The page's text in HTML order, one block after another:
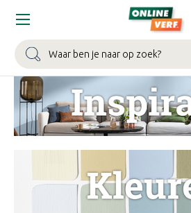
Zoeken
WIN EEN BALLONVAART:Bij besteding
muurverf en/of lak.
Bekijk actie >